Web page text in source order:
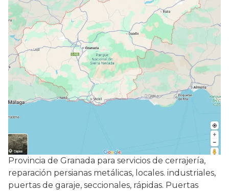
Provincia de Granada para servicios de cerrajería,
reparación persianas metálicas, locales. industriales,
puertas de garaje, seccionales, rápidas. Puertas